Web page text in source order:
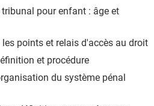
pour enfant : âge et
points et relais d'accès au droit
et procédure
du système pénal